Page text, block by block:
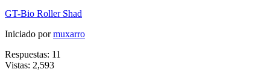
GT-Bio Roller Shad
Iniciado pormuxarro
Respuestas: 11
Vistas: 2,593